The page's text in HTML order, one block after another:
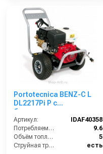
Portotecnica BENZ-C L
DL2217Pi P с
бензиновым
двигателем
Артикул:
IDAF40358
Потребляемая мощность (Вт):
9.6
Объём топливного бака (л):
5
Струйная трубка (копьё):
есть